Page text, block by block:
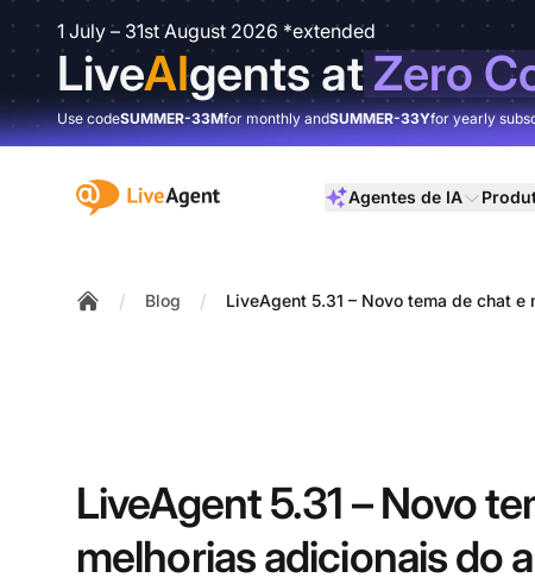
1 July – 31st August 2026 *extended
LiveAIgents atZero
Use codeSUMMER-33Mfor monthly andSUMMER-33Yfor yearly
:site.title Agentes de IA
/ Blog / LiveAgent 5.31 – Novo tema de chat
LiveAgent 5.31 – Novo
melhorias adicionais do